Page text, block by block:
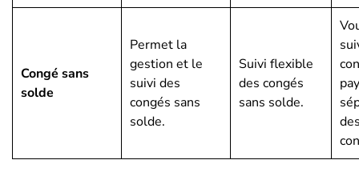
Congé sans
solde
Permet la
gestion et le
suivi des
congés sans
solde.
Suivi flexible
des congés
sans solde.